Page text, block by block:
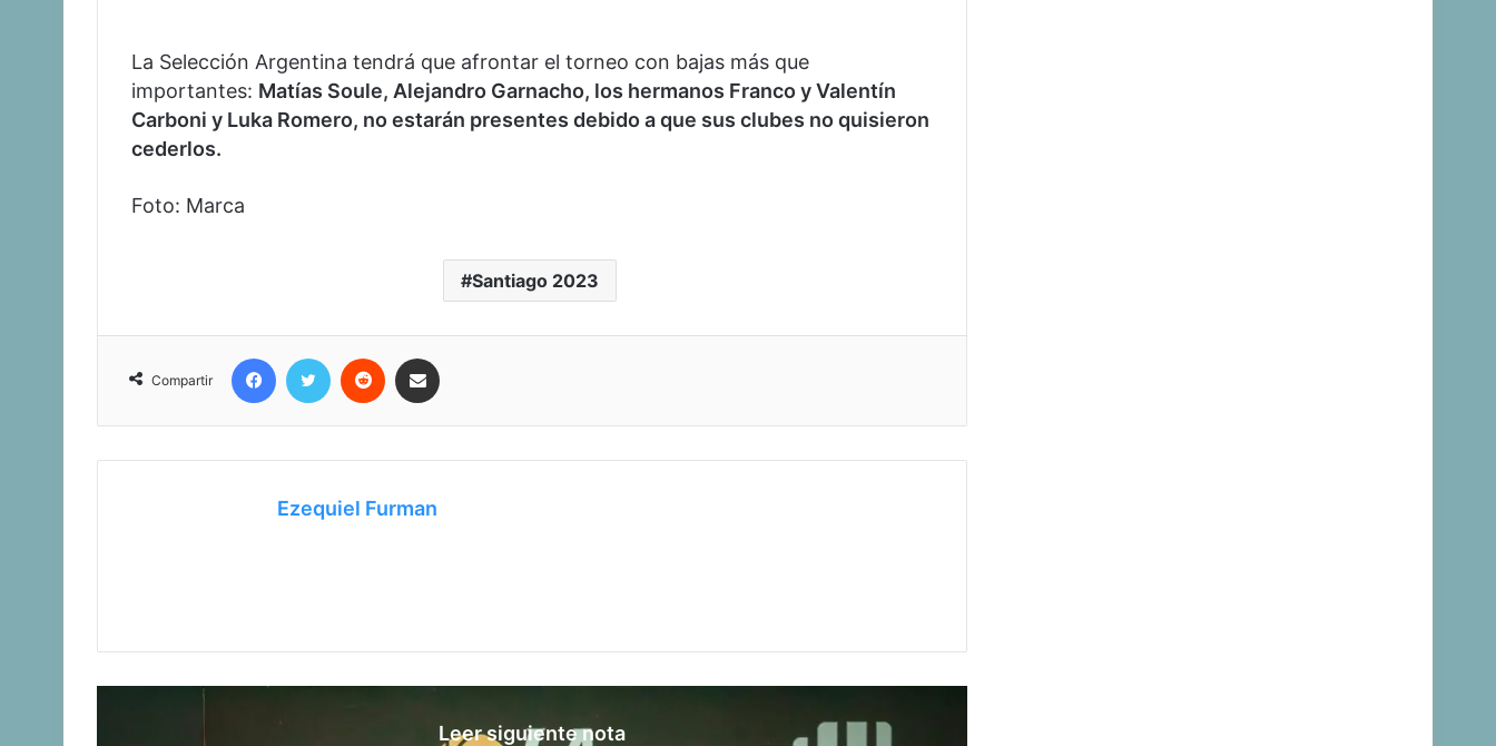
La Selección Argentina tendrá que afrontar el torneo con bajas más que
importantes: Matías Soule, Alejandro Garnacho, los hermanos Franco y Valentín
Carboni y Luka Romero, no estarán presentes debido a que sus clubes no quisieron
cederlos.
Foto: Marca
Santiago 2023
Compartir
Facebook
Twitter Reddit
Ezequiel Furman
Leer siguiente nota